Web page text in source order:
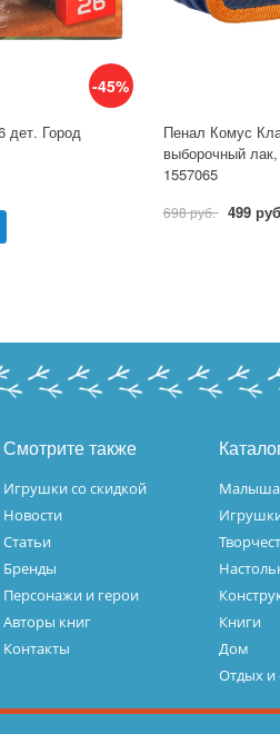
-45%
дет. Город
Пенал Комус
выборочный
1557065
698 руб. 499
Смотрите также
Игрушки со скидкой
Новости
Статьи
Бренды
Персонажи и герои
Авторы книг
Контакты
Книги
Дом
Отдых и